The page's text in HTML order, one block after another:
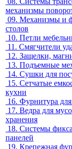
механизмы
09. Механизмы и
столов
10. Петли
11. Смягчители
12. Защелки,
13. Подъемные
14. Сушки для
15. Сетчатые
кухни
16. Фурнитура
17. Ведра для
хранения
18. Системы
панелей
19. Крепежная